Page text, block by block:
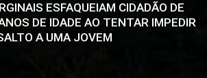
ESFAQUEIAM CIDADÃO DE
DE IDADE AO TENTAR IMPEDIR
A UMA JOVEM